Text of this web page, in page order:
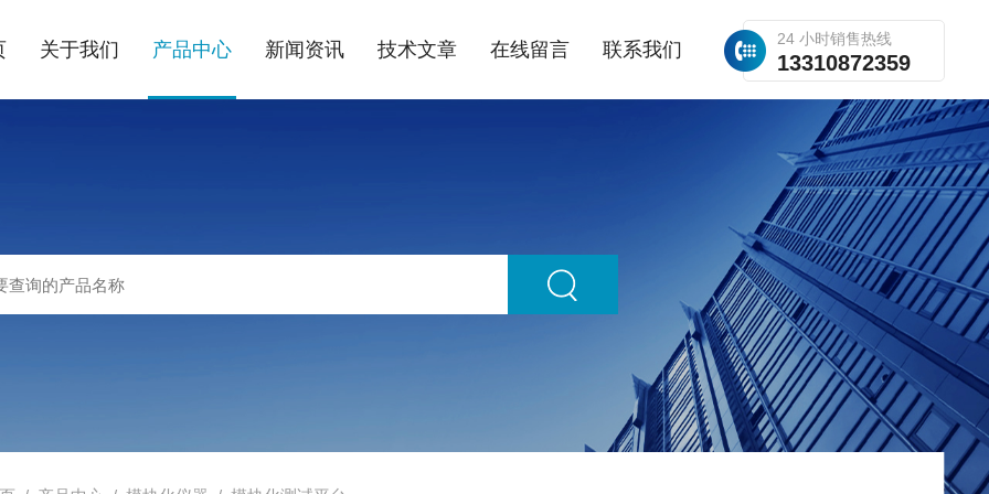
24 小时销售热线
13310872359
关于我们 产品中心 新闻资讯 技术文章 在线留言 联系我们